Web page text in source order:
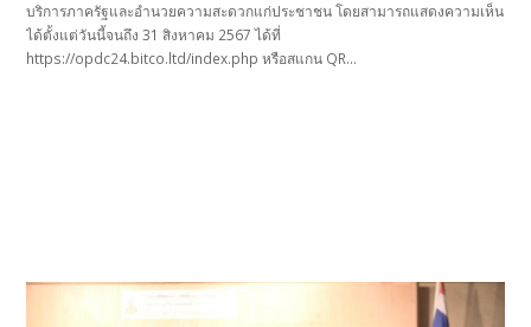
บริการภาครัฐและอำนวยความสะดวกแก่ประชาชน โดยสามารถแสดงความเห็น
ได้ตั้งแต่วันนี้จนถึง 31 สิงหาคม 2567 ได้ที่
https://opdc24.bitco.ltd/index.php หรือสแกน QR…